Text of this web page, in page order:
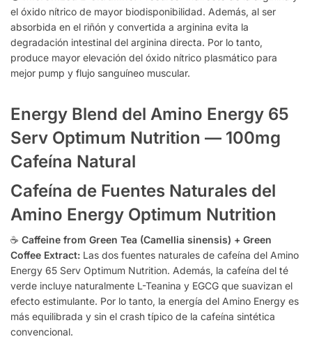
el óxido nítrico de mayor biodisponibilidad. Además, al ser
absorbida en el riñón y convertida a arginina evita la
degradación intestinal del arginina directa. Por lo tanto,
produce mayor elevación del óxido nítrico plasmático para
mejor pump y flujo sanguíneo muscular.
Energy Blend del Amino Energy 65
Serv Optimum Nutrition — 100mg
Cafeína Natural
Cafeína de Fuentes Naturales del
Amino Energy Optimum Nutrition
☕ Caffeine from Green Tea (Camellia sinensis) + Green
Coffee Extract: Las dos fuentes naturales de cafeína del Amino
Energy 65 Serv Optimum Nutrition. Además, la cafeína del té
verde incluye naturalmente L-Teanina y EGCG que suavizan el
efecto estimulante. Por lo tanto, la energía del Amino Energy es
más equilibrada y sin el crash típico de la cafeína sintética
convencional.